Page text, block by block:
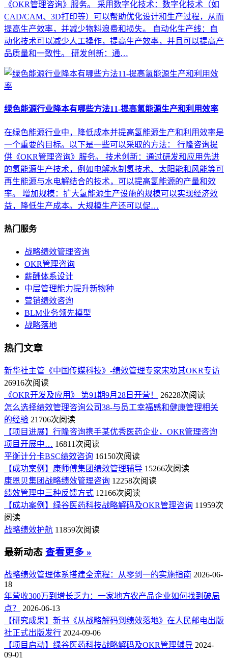
《OKR管理咨询》服务。 采用数字化技术：数字化技术（如
CAD/CAM、3D打印等）可以帮助优化设计和生产过程，从而
提高生产效率，并减少物料浪费和损失。 自动化生产线：自
动化技术可以减少人工操作，提高生产效率，并且可以提高产
品质量和一致性。 研发创新：通…
绿色能源行业降本有哪些方法11-提高氢能源生产和利用效率
在绿色能源行业中，降低成本并提高氢能源生产和利用效率是
一个重要的目标。以下是一些可以采取的方法： 行隆咨询提
供《OKR管理咨询》服务。 技术创新：通过研发和应用先进
的氢能源生产技术，例如电解水制氢技术、太阳能和风能等可
再生能源与水电解结合的技术，可以提高氢能源的产量和效
率。 增加规模：扩大氢能源生产设施的规模可以实现经济效
益，降低生产成本。大规模生产还可以促…
热门服务
战略绩效管理咨询
OKR管理咨询
薪酬体系设计
中层管理能力提升新物种
营销绩效咨询
BLM业务领先模型
战略落地
热门文章
新华社主管《中国传媒科技》-绩效管理专家宋劝其OKR专访
26916次阅读
《OKR开发及应用》 第91期9月28日开营！
26228次阅读
怎么选择绩效管理咨询公司38-与员工幸福感和健康管理相关
的经验 21706次阅读
【项目进展】行隆咨询携手某优秀医药企业，OKR管理咨询
项目开展中… 16811次阅读
平衡计分卡BSC绩效咨询 16150次阅读
【成功案例】康师傅集团绩效管理辅导 15266次阅读
康恩贝集团战略绩效管理咨询 12258次阅读
绩效管理中三种反馈方式 12166次阅读
【成功案例】绿谷医药科技战略解码及OKR管理咨询 11959次
阅读
战略绩效护航 11859次阅读
最新动态 查看更多 »
战略绩效管理体系搭建全流程：从零到一的实施指南 2026-06-
18
年营收300万到增长乏力：一家地方农产品企业如何找到破局
点？
2026-06-13
【研究成果】新书《从战略解码到绩效落地》在人民邮电出版
社正式出版发行 2024-09-06
【项目启动】绿谷医药科技战略解码及OKR管理辅导 2024-
09-01